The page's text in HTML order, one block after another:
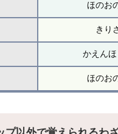
ほのお
きり
かえん
ほのお